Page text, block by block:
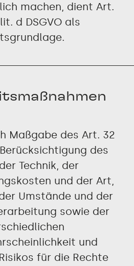
machen, dient Art.
d DSGVO als
Maßgabe des Art. 32
des
Technik, der
und der Art,
Umstände und der
sowie der
und
für die Rechte